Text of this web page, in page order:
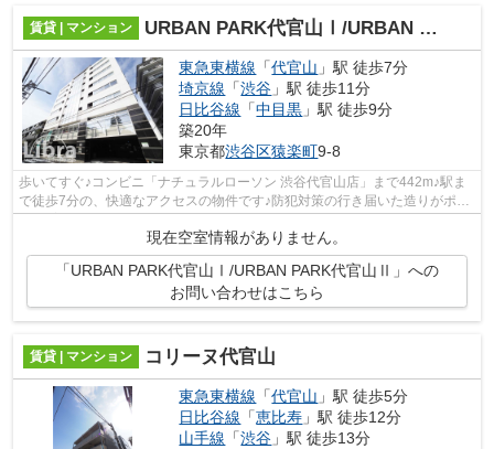
賃貸 | マンション URBAN PARK代官山Ⅰ/URBAN PARK代官山Ⅱ
東急東横線 「代官山 」駅 徒歩7分
埼京線 「渋谷 」駅 徒歩11分
日比谷線 「中目黒 」駅 徒歩9分
築20年
東京都渋谷区猿楽町9-8
歩いてすぐ♪コンビニ「ナチュラルローソン 渋谷代官山店」まで442m♪駅ま
で徒歩7分の、快適なアクセスの物件です♪防犯対策の行き届いた造りがポイ
ント♪普段使っているクレジットで、初...
現在空室情報がありません。
「URBAN PARK代官山Ⅰ/URBAN PARK代官山Ⅱ」への
お問い合わせはこちら
賃貸 | マンション コリーヌ代官山
東急東横線 「代官山 」駅 徒歩5分
日比谷線 「恵比寿 」駅 徒歩12分
山手線 「渋谷 」駅 徒歩13分